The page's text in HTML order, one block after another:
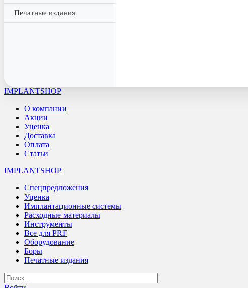
Печатные издания
IMPLANTSHOP
О компании
Акции
Уценка
Доставка
Оплата
Статьи
IMPLANTSHOP
Спецпредложения
Уценка
Имплантационные системы
Расходные материалы
Инструменты
Все для PRF
Оборудование
Боры
Печатные издания